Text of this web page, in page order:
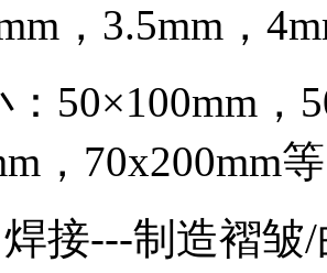
，3.5mm，
50×100mm，
，70x200mm等
接---制造褶